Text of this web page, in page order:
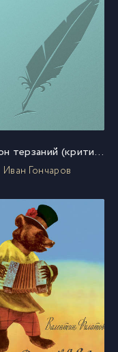
Мильон терзаний (критический этюд)
Иван Гончаров